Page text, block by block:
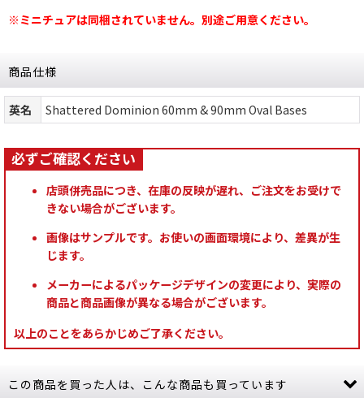
※ミニチュアは同梱されていません。別途ご用意ください。
商品仕様
英名 Shattered Dominion 60mm & 90mm Oval Bases
店頭併売品につき、在庫の反映が遅れ、ご注文をお受けで
きない場合がございます。
画像はサンプルです。お使いの画面環境により、差異が生
じます。
メーカーによるパッケージデザインの変更により、実際の
商品と商品画像が異なる場合がございます。
以上のことをあらかじめご了承ください。
この商品を買った人は、こんな商品も買っています